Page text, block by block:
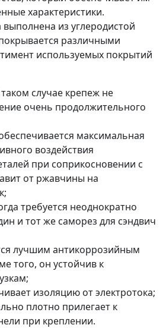
характеристики.
из углеродистой
различными
используемых покрытий
случае крепеж не
очень продолжительного
максимальная
воздействия
при соприкосновении с
от ржавчины на
требуется неоднократно
и тот же саморез для сэндвич
лучшим антикоррозийным
того, он устойчив к
изоляцию от электротока;
плотно прилегает к
при креплении.